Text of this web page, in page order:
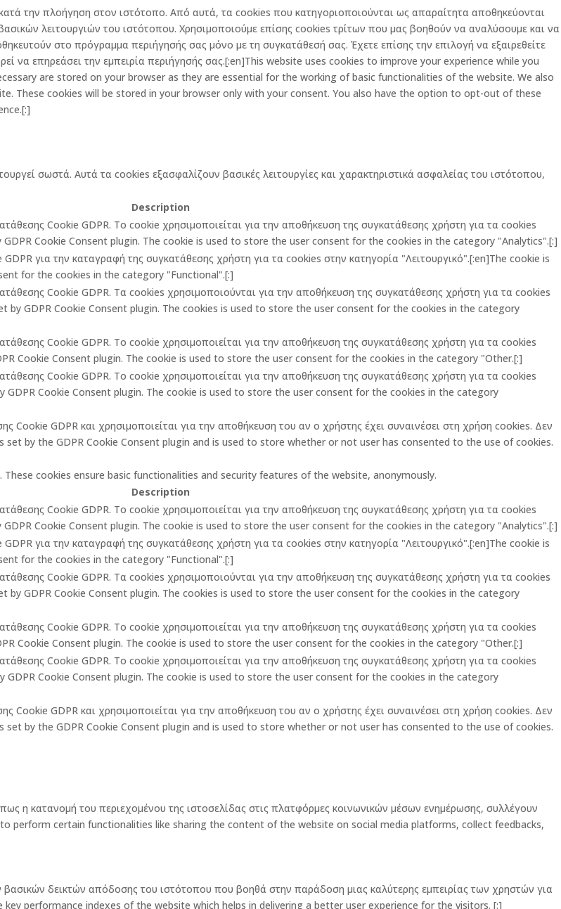
την πλοήγηση στον ιστότοπο. Από αυτά, τα cookies που κατηγοριοποιούνται ως απαραίτητα αποθηκεύονται
λειτουργιών του ιστότοπου. Χρησιμοποιούμε επίσης cookies τρίτων που μας βοηθούν να αναλύσουμε και να
στο πρόγραμμα περιήγησής σας μόνο με τη συγκατάθεσή σας. Έχετε επίσης την επιλογή να εξαιρεθείτε
επηρεάσει την εμπειρία περιήγησής σας.[:en]This website uses cookies to improve your experience while you
are stored on your browser as they are essential for the working of basic functionalities of the website. We also
These cookies will be stored in your browser only with your consent. You also have the option to opt-out of these
σωστά. Αυτά τα cookies εξασφαλίζουν βασικές λειτουργίες και χαρακτηριστικά ασφαλείας του ιστότοπου,
Description
Cookie GDPR. Το cookie χρησιμοποιείται για την αποθήκευση της συγκατάθεσης χρήστη για τα cookies
Cookie Consent plugin. The cookie is used to store the user consent for the cookies in the category "Analytics".[:]
για την καταγραφή της συγκατάθεσης χρήστη για τα cookies στην κατηγορία "Λειτουργικό".[:en]The cookie is
for the cookies in the category "Functional".[:]
Cookie GDPR. Τα cookies χρησιμοποιούνται για την αποθήκευση της συγκατάθεσης χρήστη για τα cookies
by GDPR Cookie Consent plugin. The cookies is used to store the user consent for the cookies in the category
Cookie GDPR. Το cookie χρησιμοποιείται για την αποθήκευση της συγκατάθεσης χρήστη για τα cookies
Cookie Consent plugin. The cookie is used to store the user consent for the cookies in the category "Other.[:]
Cookie GDPR. Το cookie χρησιμοποιείται για την αποθήκευση της συγκατάθεσης χρήστη για τα cookies
GDPR Cookie Consent plugin. The cookie is used to store the user consent for the cookies in the category
Cookie GDPR και χρησιμοποιείται για την αποθήκευση του αν ο χρήστης έχει συναινέσει στη χρήση cookies. Δεν
set by the GDPR Cookie Consent plugin and is used to store whether or not user has consented to the use of cookies.
cookies ensure basic functionalities and security features of the website, anonymously.
Description
Cookie GDPR. Το cookie χρησιμοποιείται για την αποθήκευση της συγκατάθεσης χρήστη για τα cookies
Cookie Consent plugin. The cookie is used to store the user consent for the cookies in the category "Analytics".[:]
για την καταγραφή της συγκατάθεσης χρήστη για τα cookies στην κατηγορία "Λειτουργικό".[:en]The cookie is
for the cookies in the category "Functional".[:]
Cookie GDPR. Τα cookies χρησιμοποιούνται για την αποθήκευση της συγκατάθεσης χρήστη για τα cookies
by GDPR Cookie Consent plugin. The cookies is used to store the user consent for the cookies in the category
Cookie GDPR. Το cookie χρησιμοποιείται για την αποθήκευση της συγκατάθεσης χρήστη για τα cookies
Cookie Consent plugin. The cookie is used to store the user consent for the cookies in the category "Other.[:]
Cookie GDPR. Το cookie χρησιμοποιείται για την αποθήκευση της συγκατάθεσης χρήστη για τα cookies
GDPR Cookie Consent plugin. The cookie is used to store the user consent for the cookies in the category
Cookie GDPR και χρησιμοποιείται για την αποθήκευση του αν ο χρήστης έχει συναινέσει στη χρήση cookies. Δεν
set by the GDPR Cookie Consent plugin and is used to store whether or not user has consented to the use of cookies.
η κατανομή του περιεχομένου της ιστοσελίδας στις πλατφόρμες κοινωνικών μέσων ενημέρωσης, συλλέγουν
to perform certain functionalities like sharing the content of the website on social media platforms, collect feedbacks,
δεικτών απόδοσης του ιστότοπου που βοηθά στην παράδοση μιας καλύτερης εμπειρίας των χρηστών για
performance indexes of the website which helps in delivering a better user experience for the visitors. [:]